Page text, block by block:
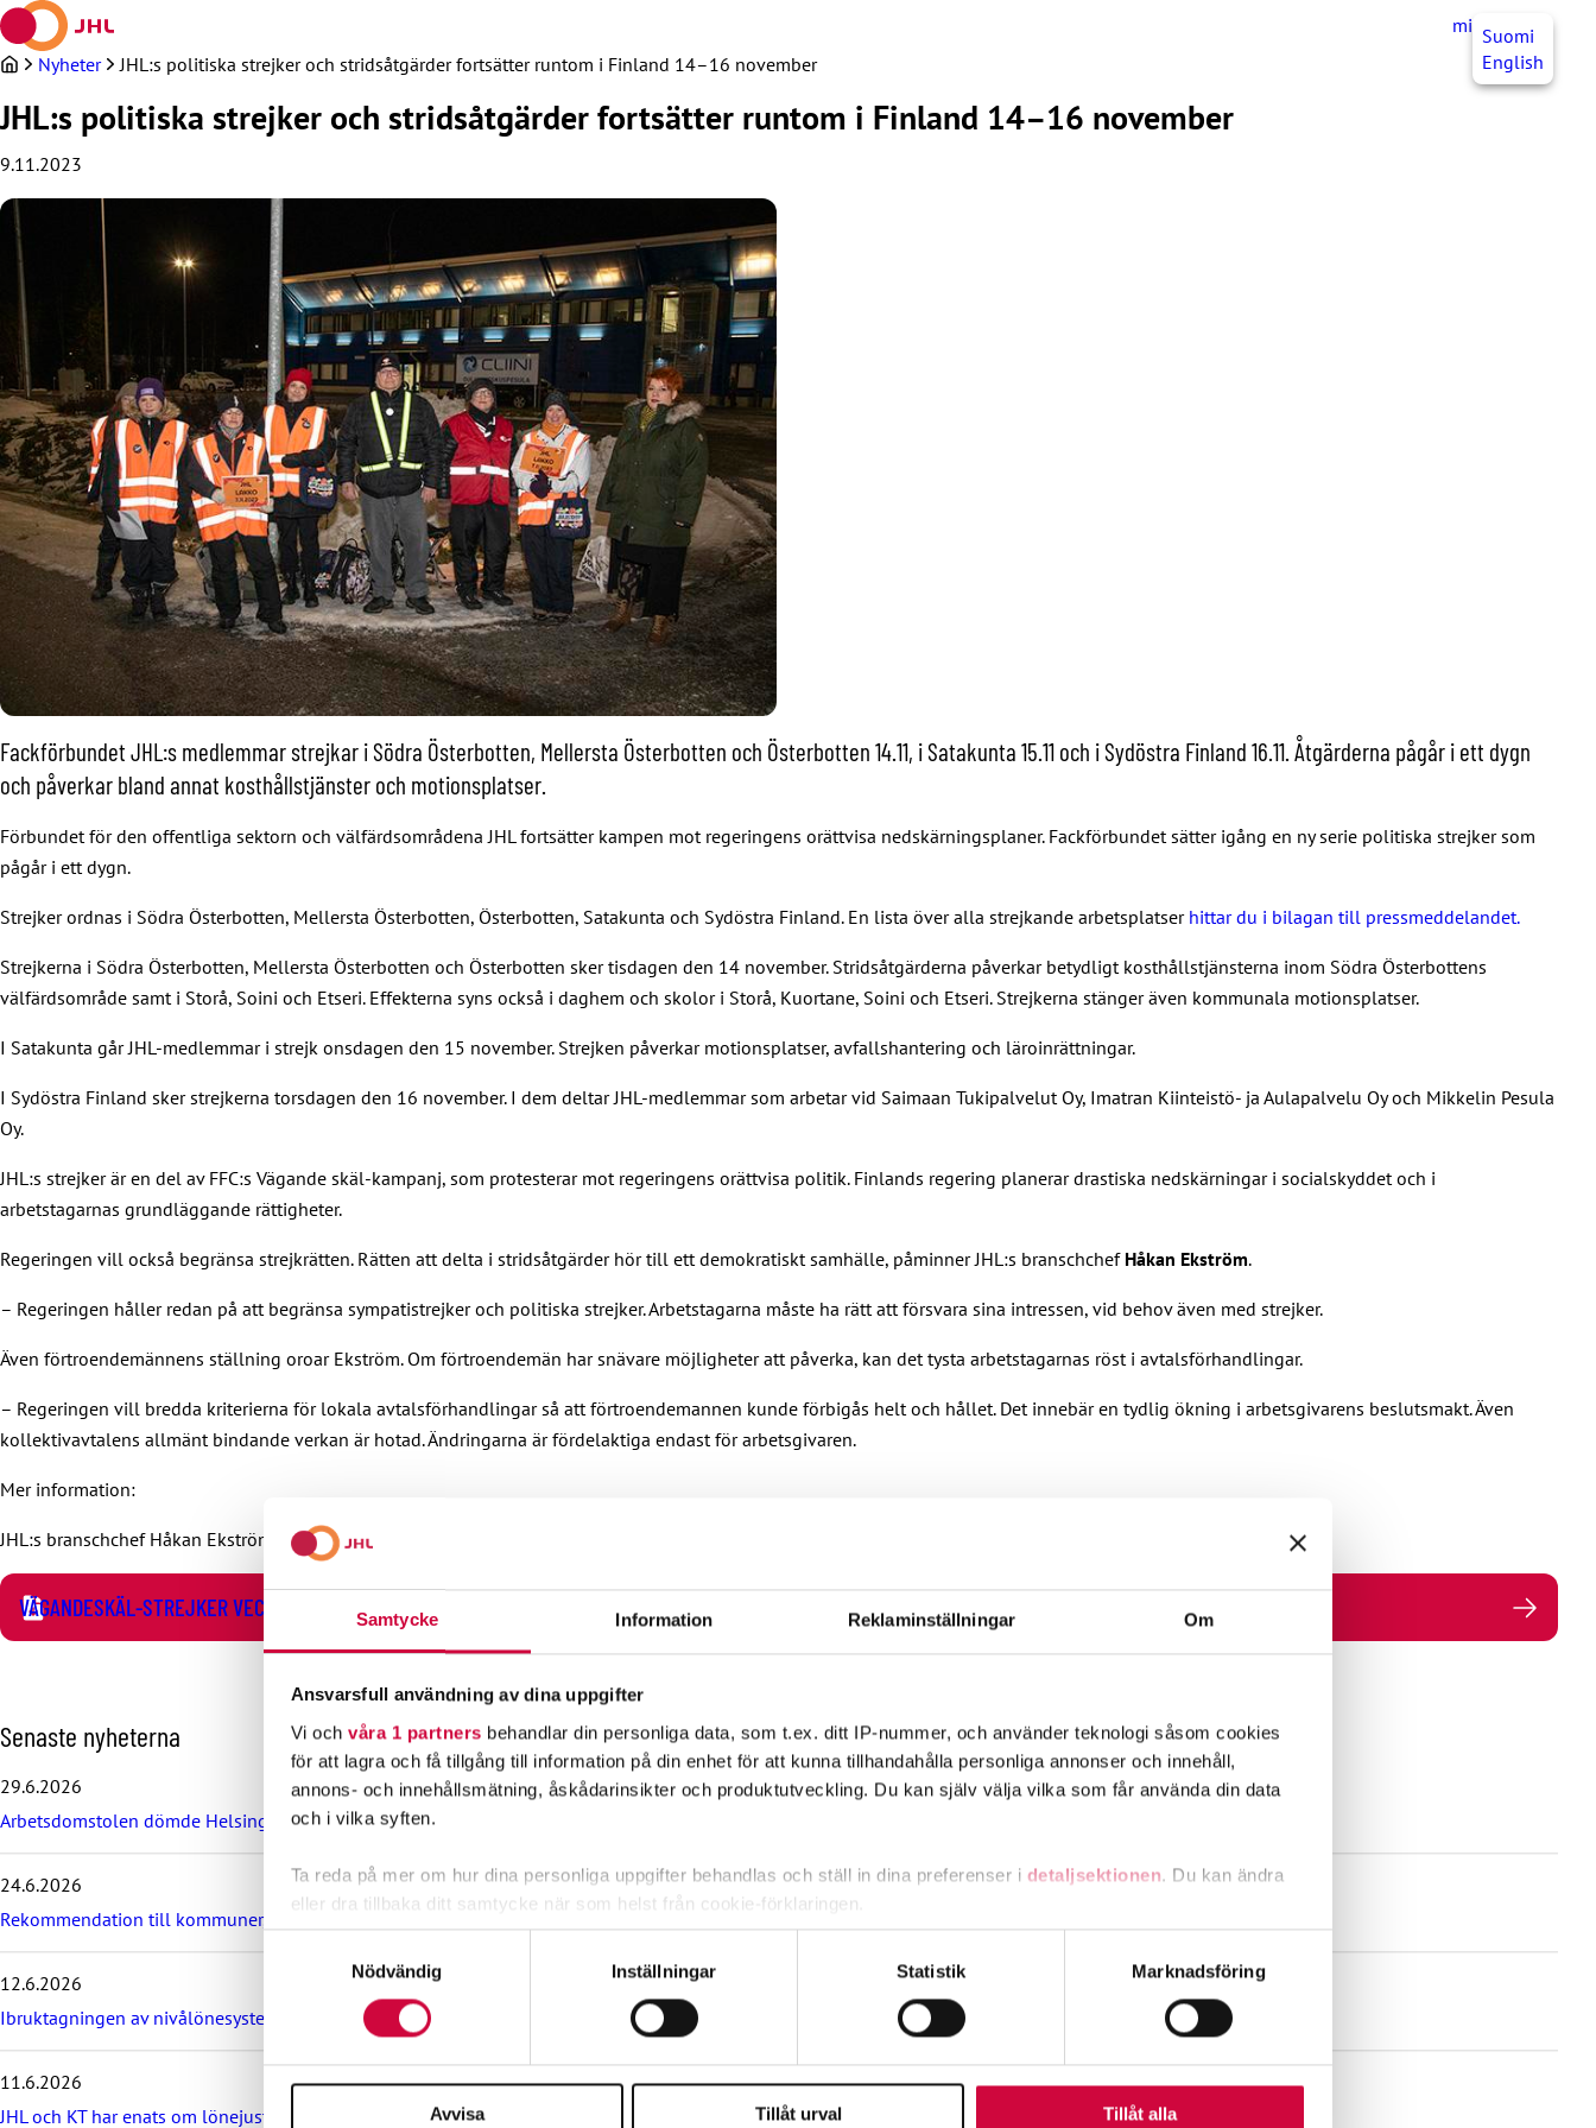
Samtycke Information Reklaminställningar Om
Ansvarsfull användning av dina uppgifter
Vi och våra 1 partners behandlar din personliga data, som t.ex. ditt IP-nummer, och använder teknologi såsom cookies
för att lagra och få tillgång till information på din enhet för att kunna tillhandahålla personliga annonser och innehåll,
annons- och innehållsmätning, åskådarinsikter och produktutveckling. Du kan själv välja vilka som får använda din data
och i vilka syften.
Ta reda på mer om hur dina personliga uppgifter behandlas och ställ in dina preferenser i detaljsektionen. Du kan ändra
eller dra tillbaka ditt samtycke när som helst från cookie-förklaringen.
Vi använder enhetsidentifierare för att anpassa innehållet och annonserna till användarna, tillhandahålla funktioner för
sociala medier och analysera vår trafik. Vi vidarebefordrar även sådana identifierare och annan information från din enhet
till de sociala medier och annons- och analysföretag som vi samarbetar med. Dessa kan i sin tur kombinera informationen
Nödvändig
Inställningar Statistik Marknadsföring
Avvisa Tillåt urval Tillåt alla
Hoppa
till
innehållet
mittJHL SV
Suomi
English
Nyheter JHL:s politiska strejker och stridsåtgärder fortsätter runtom i Finland 14–16 november
JHL:s politiska strejker och stridsåtgärder fortsätter runtom i Finland 14–16 november
9.11.2023
Fackförbundet JHL:s medlemmar strejkar i Södra Österbotten, Mellersta Österbotten och Österbotten 14.11, i Satakunta 15.11 och i Sydöstra Finland 16.11. Åtgärderna pågår i ett dygn
och påverkar bland annat kosthållstjänster och motionsplatser.
Förbundet för den offentliga sektorn och välfärdsområdena JHL fortsätter kampen mot regeringens orättvisa nedskärningsplaner. Fackförbundet sätter igång en ny serie politiska strejker som
pågår i ett dygn.
Strejker ordnas i Södra Österbotten, Mellersta Österbotten, Österbotten, Satakunta och Sydöstra Finland. En lista över alla strejkande arbetsplatser hittar du i bilagan till pressmeddelandet.
Strejkerna i Södra Österbotten, Mellersta Österbotten och Österbotten sker tisdagen den 14 november. Stridsåtgärderna påverkar betydligt kosthållstjänsterna inom Södra Österbottens
välfärdsområde samt i Storå, Soini och Etseri. Effekterna syns också i daghem och skolor i Storå, Kuortane, Soini och Etseri. Strejkerna stänger även kommunala motionsplatser.
I Satakunta går JHL-medlemmar i strejk onsdagen den 15 november. Strejken påverkar motionsplatser, avfallshantering och läroinrättningar.
I Sydöstra Finland sker strejkerna torsdagen den 16 november. I dem deltar JHL-medlemmar som arbetar vid Saimaan Tukipalvelut Oy, Imatran Kiinteistö- ja Aulapalvelu Oy och Mikkelin Pesula
Oy.
JHL:s strejker är en del av FFC:s Vägande skäl-kampanj, som protesterar mot regeringens orättvisa politik. Finlands regering planerar drastiska nedskärningar i socialskyddet och i
arbetstagarnas grundläggande rättigheter.
Regeringen vill också begränsa strejkrätten. Rätten att delta i stridsåtgärder hör till ett demokratiskt samhälle, påminner JHL:s branschchef Håkan Ekström.
– Regeringen håller redan på att begränsa sympatistrejker och politiska strejker. Arbetstagarna måste ha rätt att försvara sina intressen, vid behov även med strejker.
Även förtroendemännens ställning oroar Ekström. Om förtroendemän har snävare möjligheter att påverka, kan det tysta arbetstagarnas röst i avtalsförhandlingar.
– Regeringen vill bredda kriterierna för lokala avtalsförhandlingar så att förtroendemannen kunde förbigås helt och hållet. Det innebär en tydlig ökning i arbetsgivarens beslutsmakt. Även
kollektivavtalens allmänt bindande verkan är hotad. Ändringarna är fördelaktiga endast för arbetsgivaren.
Mer information:
JHL:s branschchef Håkan Ekström 040 828 2865
VÄGANDESKÄL-STREJKER VECKA 46
H
o
p
p
a
ö
e
r
s
e
s
t
Senaste nyheterna
29.6.2026
Arbetsdomstolen dömde Helsingfors stad till böter på grund av brott mot kollektivavtal
24.6.2026
Rekommendation till kommuner, välfärdsområden och KT:s företag om lönebetalning och beredskap under drönarhot
12.6.2026
Ibruktagningen av nivålönesystemet i VÄLKA bilaga 7 skjuts upp
11.6.2026
JHL och KT har enats om lönejusteringarna för kommunsektorns timavlönade